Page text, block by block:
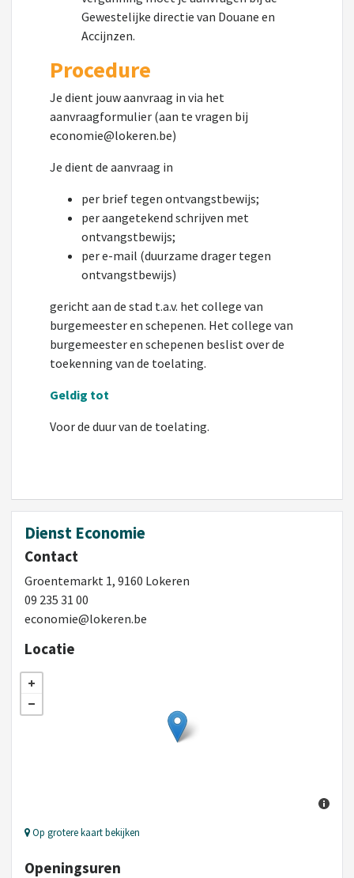
Gewestelijke directie van Douane en
Accijnzen.
Procedure
Je dient jouw aanvraag in via het
aanvraagformulier (aan te vragen bij
economie@lokeren.be)
Je dient de aanvraag in
per brief tegen ontvangstbewijs;
per aangetekend schrijven met
ontvangstbewijs;
per e-mail (duurzame drager tegen
ontvangstbewijs)
gericht aan de stad t.a.v. het college van
burgemeester en schepenen. Het college van
burgemeester en schepenen beslist over de
toekenning van de toelating.
Geldig tot
Voor de duur van de toelating.
Dienst Economie
Contact
Groentemarkt 1, 9160 Lokeren
09 235 31 00
economie@lokeren.be
Locatie
Op grotere kaart bekijken
Openingsuren